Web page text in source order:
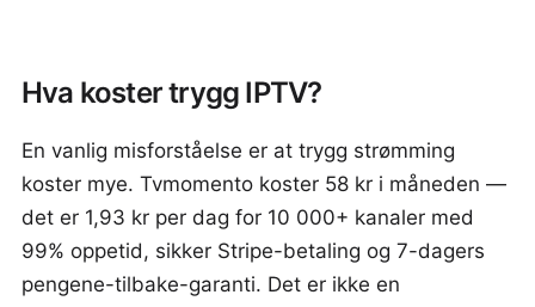
Hva koster trygg IPTV?
En vanlig misforståelse er at trygg strømming
koster mye. Tvmomento koster 58 kr i måneden —
det er 1,93 kr per dag for 10 000+ kanaler med
99% oppetid, sikker Stripe-betaling og 7-dagers
pengene-tilbake-garanti. Det er ikke en